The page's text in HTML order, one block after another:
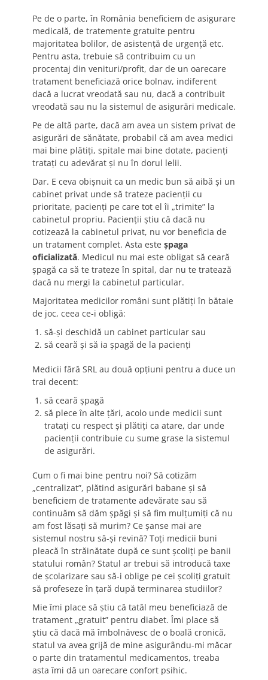
Pe de o parte, în România beneficiem de asigurare
medicală, de tratemente gratuite pentru
majoritatea bolilor, de asistenţă de urgenţă etc.
Pentru asta, trebuie să contribuim cu un
procentaj din venituri/profit, dar de un oarecare
tratament beneficiază orice bolnav, indiferent
dacă a lucrat vreodată sau nu, dacă a contribuit
vreodată sau nu la sistemul de asigurări medicale.
Pe de altă parte, dacă am avea un sistem privat de
asigurări de sănătate, probabil că am avea medici
mai bine plătiţi, spitale mai bine dotate, pacienţi
trataţi cu adevărat şi nu în dorul lelii.
Dar. E ceva obişnuit ca un medic bun să aibă şi un
cabinet privat unde să trateze pacienţii cu
prioritate, pacienţi pe care tot el îi „trimite” la
cabinetul propriu. Pacienţii ştiu că dacă nu
cotizează la cabinetul privat, nu vor beneficia de
un tratament complet. Asta este şpaga
oficializată. Medicul nu mai este obligat să ceară
şpagă ca să te trateze în spital, dar nu te tratează
dacă nu mergi la cabinetul particular.
Majoritatea medicilor români sunt plătiţi în bătaie
de joc, ceea ce-i obligă:
să-şi deschidă un cabinet particular sau
să ceară şi să ia şpagă de la pacienţi
Medicii fără SRL au două opţiuni pentru a duce un
trai decent:
să ceară şpagă
să plece în alte ţări, acolo unde medicii sunt
trataţi cu respect şi plătiţi ca atare, dar unde
pacienţii contribuie cu sume grase la sistemul
de asigurări.
Cum o fi mai bine pentru noi? Să cotizăm
„centralizat”, plătind asigurări babane şi să
beneficiem de tratamente adevărate sau să
continuăm să dăm şpăgi şi să fim mulţumiţi că nu
am fost lăsaţi să murim? Ce şanse mai are
sistemul nostru să-şi revină? Toţi medicii buni
pleacă în străinătate după ce sunt şcoliţi pe banii
statului român? Statul ar trebui să introducă taxe
de şcolarizare sau să-i oblige pe cei şcoliţi gratuit
să profeseze în ţară după terminarea studiilor?
Mie îmi place să ştiu că tatăl meu beneficiază de
tratament „gratuit” pentru diabet. Îmi place să
ştiu că dacă mă îmbolnăvesc de o boală cronică,
statul va avea grijă de mine asigurându-mi măcar
o parte din tratamentul medicamentos, treaba
asta îmi dă un oarecare confort psihic.